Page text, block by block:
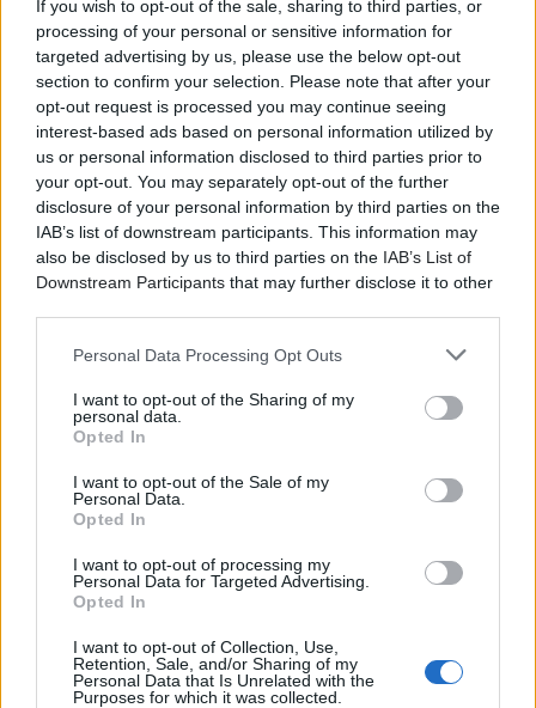
If you wish to opt-out of the sale, sharing to third parties, or
processing of your personal or sensitive information for
targeted advertising by us, please use the below opt-out
section to confirm your selection. Please note that after your
opt-out request is processed you may continue seeing
interest-based ads based on personal information utilized by
us or personal information disclosed to third parties prior to
your opt-out. You may separately opt-out of the further
disclosure of your personal information by third parties on the
IAB’s list of downstream participants. This information may
also be disclosed by us to third parties on the IAB’s List of
Downstream Participants that may further disclose it to other
Personal Data Processing Opt Outs
I want to opt-out of the Sharing of my
personal data.
Opted In
I want to opt-out of the Sale of my
Personal Data.
Opted In
I want to opt-out of processing my
Personal Data for Targeted Advertising.
Opted In
I want to opt-out of Collection, Use,
Retention, Sale, and/or Sharing of my
Personal Data that Is Unrelated with the
Purposes for which it was collected.